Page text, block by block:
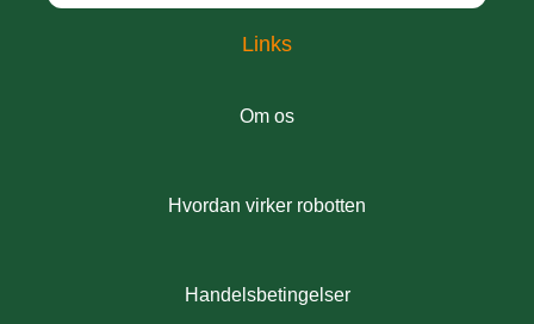
Links
Om os
Hvordan virker robotten
Handelsbetingelser